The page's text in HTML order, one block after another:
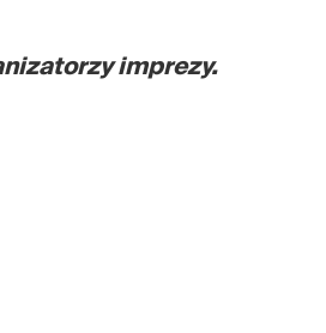
imprezy.